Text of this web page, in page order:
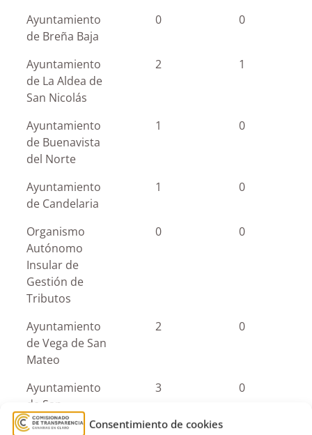
Consentimiento de cookies
Ayuntamiento
de Breña Baja
0 0
Ayuntamiento
de La Aldea de
San Nicolás
2 1
Ayuntamiento
de Buenavista
del Norte
1 0
Ayuntamiento
de Candelaria
1 0
Organismo
Autónomo
Insular de
Gestión de
Tributos
0 0
Ayuntamiento
de Vega de San
Mateo
2 0
Ayuntamiento
de San
Sebastián de La
3 0